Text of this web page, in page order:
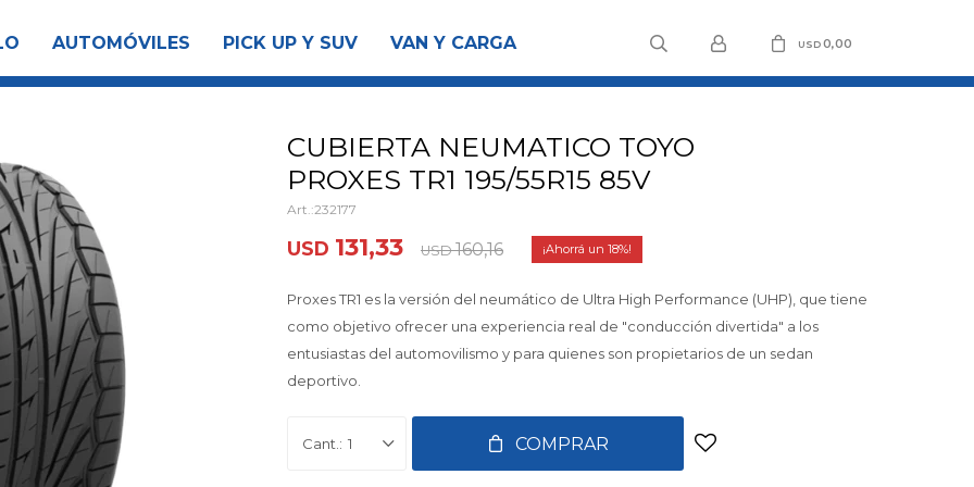
AUTOMÓVILES PICK UP Y SUV VAN Y CARGA USD0,00
CUBIERTA NEUMATICO TOYO
PROXES TR1 195/55R15 85V
232177
USD 131,33 USD 160,16 18
Proxes TR1 es la versión del neumático de Ultra High Performance (UHP), que tiene
como objetivo ofrecer una experiencia real de "conducción divertida" a los
entusiastas del automovilismo y para quienes son propietarios de un sedan
deportivo.
1 COMPRAR